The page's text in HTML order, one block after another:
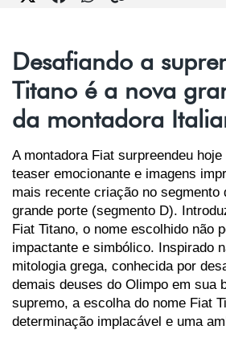
Desafiando a
Titano é a nova
da montadora
A montadora Fiat surpreendeu
teaser emocionante e imagens
mais recente criação no segmento
grande porte (segmento D).
Fiat Titano, o nome escolhido não
impactante e simbólico. Inspirado
mitologia grega, conhecida por
demais deuses do Olimpo em sua
supremo, a escolha do nome Fiat
determinação implacável e uma